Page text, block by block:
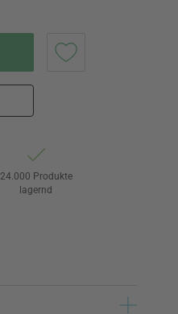
24.000 Produkte
lagernd